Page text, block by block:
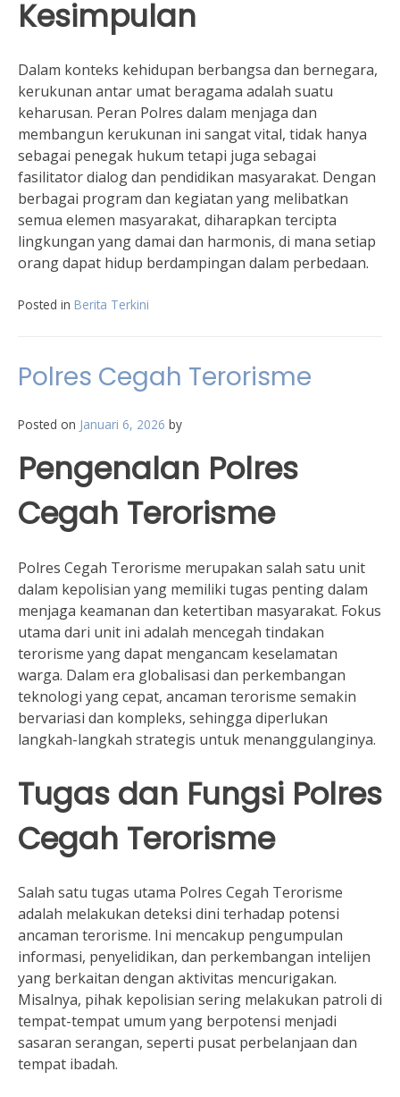
Kesimpulan
Dalam konteks kehidupan berbangsa dan bernegara,
kerukunan antar umat beragama adalah suatu
keharusan. Peran Polres dalam menjaga dan
membangun kerukunan ini sangat vital, tidak hanya
sebagai penegak hukum tetapi juga sebagai
fasilitator dialog dan pendidikan masyarakat. Dengan
berbagai program dan kegiatan yang melibatkan
semua elemen masyarakat, diharapkan tercipta
lingkungan yang damai dan harmonis, di mana setiap
orang dapat hidup berdampingan dalam perbedaan.
Posted in Berita Terkini
Polres Cegah Terorisme
Posted on Januari 6, 2026 by
Pengenalan Polres
Cegah Terorisme
Polres Cegah Terorisme merupakan salah satu unit
dalam kepolisian yang memiliki tugas penting dalam
menjaga keamanan dan ketertiban masyarakat. Fokus
utama dari unit ini adalah mencegah tindakan
terorisme yang dapat mengancam keselamatan
warga. Dalam era globalisasi dan perkembangan
teknologi yang cepat, ancaman terorisme semakin
bervariasi dan kompleks, sehingga diperlukan
langkah-langkah strategis untuk menanggulanginya.
Tugas dan Fungsi Polres
Cegah Terorisme
Salah satu tugas utama Polres Cegah Terorisme
adalah melakukan deteksi dini terhadap potensi
ancaman terorisme. Ini mencakup pengumpulan
informasi, penyelidikan, dan perkembangan intelijen
yang berkaitan dengan aktivitas mencurigakan.
Misalnya, pihak kepolisian sering melakukan patroli di
tempat-tempat umum yang berpotensi menjadi
sasaran serangan, seperti pusat perbelanjaan dan
tempat ibadah.